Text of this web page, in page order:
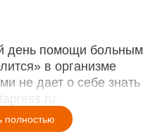
день помощи больным
в организме
не дает о себе знать
полностью